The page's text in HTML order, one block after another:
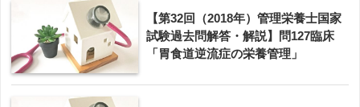
【第32回（2018年）管理栄養士国家
試験過去問解答・解説】問127臨床
「胃食道逆流症の栄養管理」